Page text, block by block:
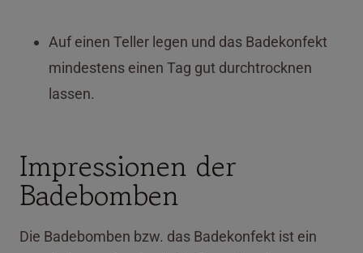
Auf einen Teller legen und das Badekonfekt
mindestens einen Tag gut durchtrocknen
lassen.
Impressionen der
Badebomben
Die Badebomben bzw. das Badekonfekt ist ein